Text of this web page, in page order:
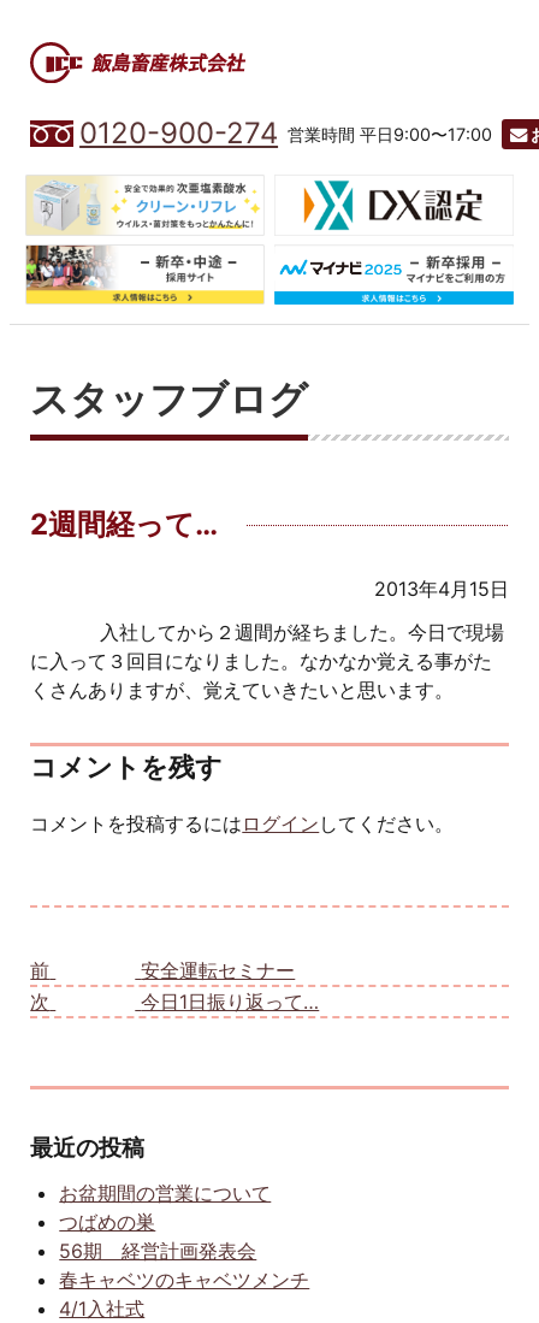
0120-900-274 営業時間 平日9:00〜17:00
スタッフブログ
2週間経って…
2013年4月15日
入社してから２週間が経ちました。今日で現場
に入って３回目になりました。なかなか覚える事がた
くさんありますが、覚えていきたいと思います。
コメントを残す
コメントを投稿するには ログイン してください。
前
安全運転セミナー
次
今日1日振り返って…
最近の投稿
お盆期間の営業について
つばめの巣
56期 経営計画発表会
春キャベツのキャベツメンチ
4/1入社式